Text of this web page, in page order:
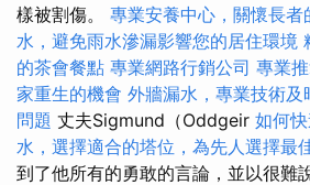
樣被割傷。 專業安養中心，關懷長者
水，避免雨水滲漏影響您的居住環境
的茶會餐點 專業網路行銷公司 專業
家重生的機會 外牆漏水，專業技術
問題 丈夫Sigmund（Oddgeir 如何
水，選擇適合的塔位，為先人選擇最
到了他所有的勇敢的言論，並以很難